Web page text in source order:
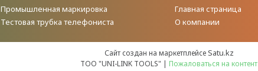
Промышленная маркировка
Тестовая трубка телефониста
Главная страница
О компании
Сайт создан на маркетплейсеSatu.kz
ТОО "UNI-LINK TOOLS" | Пожаловаться на контент